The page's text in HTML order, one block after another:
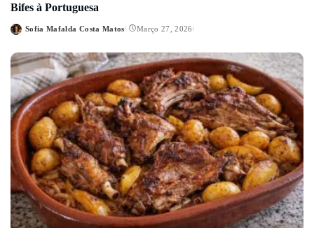
Bifes à Portuguesa
Posted
Sofia Mafalda Costa Matos Março 27, 2026